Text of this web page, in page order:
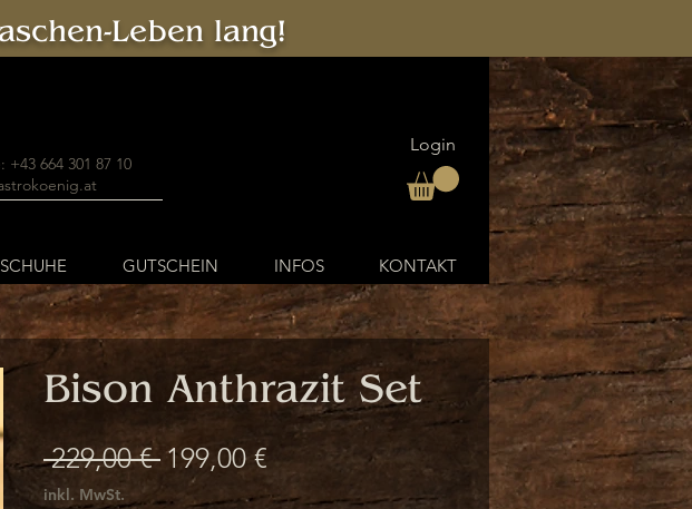
Leben lang!
Login
+43 664 301 87 10
SCHUHE GUTSCHEIN INFOS KONTAKT
Bison Anthrazit Set
229,00 € Standardpreis
199,00 € Sale-
Preis
inkl. MwSt.